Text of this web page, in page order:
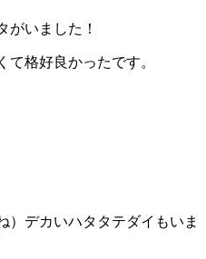
がいました！
格好良かったです。
）デカいハタタテダイもいま